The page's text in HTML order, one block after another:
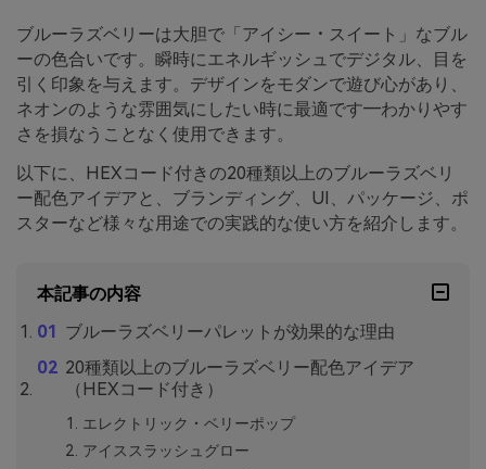
ブルーラズベリーは大胆で「アイシー・スイート」なブル
ーの色合いです。瞬時にエネルギッシュでデジタル、目を
引く印象を与えます。デザインをモダンで遊び心があり、
ネオンのような雰囲気にしたい時に最適です―わかりやす
さを損なうことなく使用できます。
以下に、HEXコード付きの20種類以上のブルーラズベリ
ー配色アイデアと、ブランディング、UI、パッケージ、ポ
スターなど様々な用途での実践的な使い方を紹介します。
本記事の内容
ブルーラズベリーパレットが効果的な理由
20種類以上のブルーラズベリー配色アイデア
（HEXコード付き）
エレクトリック・ベリーポップ
アイススラッシュグロー